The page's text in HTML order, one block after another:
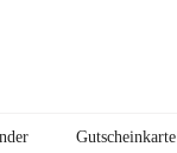
Gutscheinkarte